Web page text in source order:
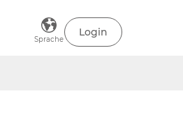
Sprache
Login